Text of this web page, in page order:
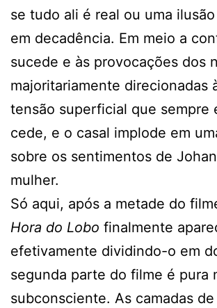
se tudo ali é real ou uma
em decadência. Em meio a
sucede e às provocações dos
majoritariamente direcionadas
tensão superficial que sempre
cede, e o casal implode em
sobre os sentimentos de
mulher.
Só aqui, após a metade do
Hora do Lobo finalmente
efetivamente dividindo-o em
segunda parte do filme é pura
subconsciente. As camadas